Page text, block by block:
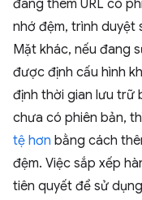
đang thêm URL có
nhớ đệm, trình duyệt
Mặt khác, nếu đang
được định cấu hình
định thời gian lưu trữ
chưa có phiên bản,
tệ hơn bằng cách
đệm. Việc sắp xếp
tiên quyết để sử